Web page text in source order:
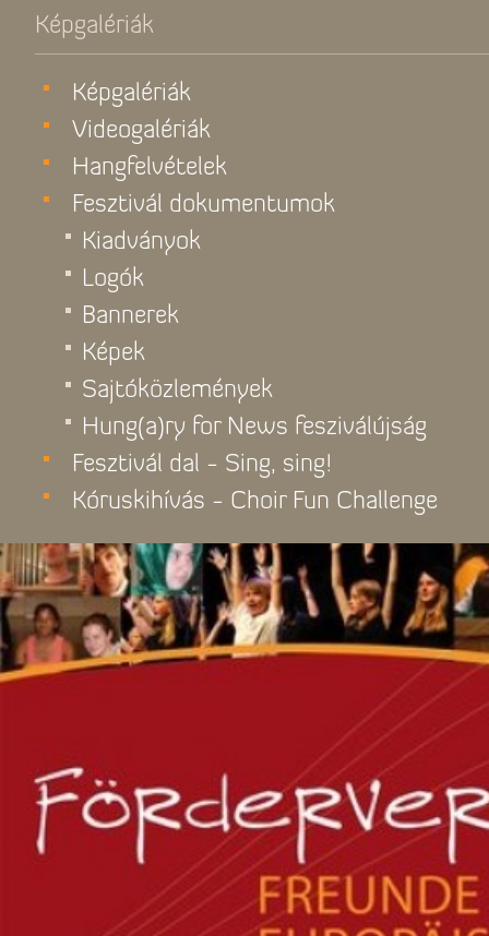
Képgalériák
Képgalériák
Videogalériák
Hangfelvételek
Fesztivál dokumentumok
Kiadványok
Logók
Bannerek
Képek
Sajtóközlemények
Hung(a)ry for News fesziválújság
Fesztivál dal - Sing, sing!
Kóruskihívás - Choir Fun Challenge